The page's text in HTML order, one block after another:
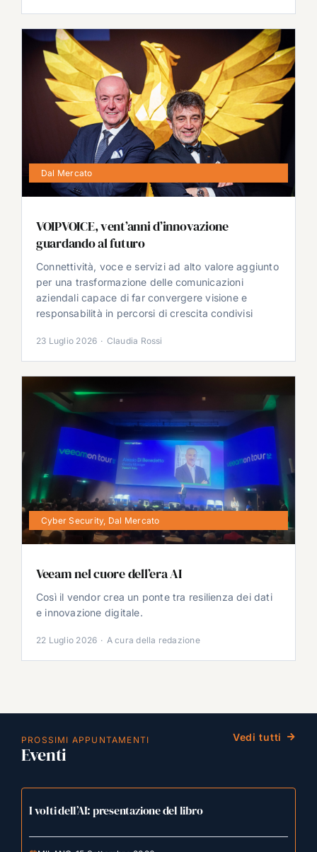
Dal Mercato
VOIPVOICE, vent’anni d’innovazione
guardando al futuro
Connettività, voce e servizi ad alto valore aggiunto
per una trasformazione delle comunicazioni
aziendali capace di far convergere visione e
responsabilità in percorsi di crescita condivisi
23 Luglio 2026 · Claudia Rossi
Cyber Security, Dal Mercato
Veeam nel cuore dell’era AI
Così il vendor crea un ponte tra resilienza dei dati
e innovazione digitale.
22 Luglio 2026 · A cura della redazione
PROSSIMI APPUNTAMENTI
Eventi
Vedi tutti
I volti dell’AI: presentazione del libro